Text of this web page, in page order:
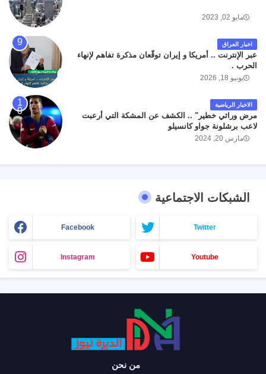
مايو 02, 2023
اخبار العراق
عبر الإنترنت .. أمريكا و إيران توقّعان مذكرة تفاهم لإنهاء
الحرب .
يونيو 18, 2026
الاخبار الرياضية
مرض وراثي خطير" .. الكشف عن المشكة التي أرعبت
لاعب برشلونة جواو كانسيلو
مارس 20, 2024
الشبكات الاجتماعية
Facebook Twitter
Instagram Youtube
من نحن